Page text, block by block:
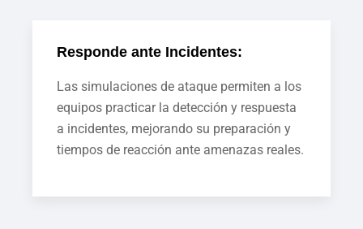
Responde ante Incidentes:
Las simulaciones de ataque permiten a los
equipos practicar la detección y respuesta
a incidentes, mejorando su preparación y
tiempos de reacción ante amenazas reales.